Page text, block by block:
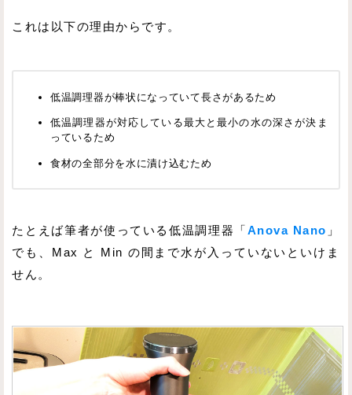
これは以下の理由からです。
低温調理器が棒状になっていて長さがあるため
低温調理器が対応している最大と最小の水の深さが決ま
っているため
食材の全部分を水に漬け込むため
たとえば筆者が使っている低温調理器「Anova Nano 」
でも、Max と Min の間まで水が入っていないといけま
せん。